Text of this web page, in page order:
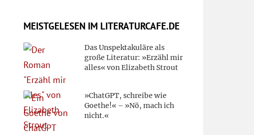
MEISTGELESEN IM LITERATURCAFE.DE
Das Unspektakuläre als
große Literatur: »Erzähl mir
alles« von Elizabeth Strout
»ChatGPT, schreibe wie
Goethe!« – »Nö, mach ich
nicht.«